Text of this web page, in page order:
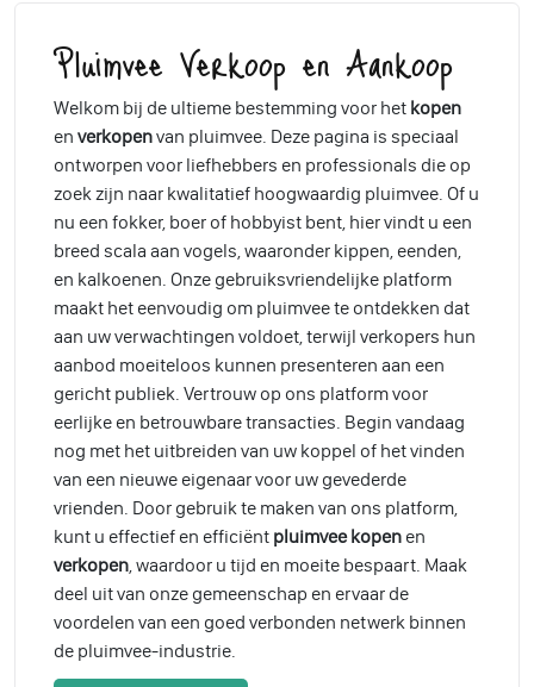
Pluimvee Verkoop en Aankoop
Welkom bij de ultieme bestemming voor het kopen
en verkopenvan pluimvee. Deze pagina is speciaal
ontworpen voor liefhebbers en professionals die op
zoek zijn naar kwalitatief hoogwaardig pluimvee. Of u
nu een fokker, boer of hobbyist bent, hier vindt u een
breed scala aan vogels, waaronder kippen, eenden,
en kalkoenen. Onze gebruiksvriendelijke platform
maakt het eenvoudig om pluimvee te ontdekken dat
aan uw verwachtingen voldoet, terwijl verkopers hun
aanbod moeiteloos kunnen presenteren aan een
gericht publiek. Vertrouw op ons platform voor
eerlijke en betrouwbare transacties. Begin vandaag
nog met het uitbreiden van uw koppel of het vinden
van een nieuwe eigenaar voor uw gevederde
vrienden. Door gebruik te maken van ons platform,
kunt u effectief en efficiënt pluimvee kopen en
verkopen, waardoor u tijd en moeite bespaart. Maak
deel uit van onze gemeenschap en ervaar de
voordelen van een goed verbonden netwerk binnen
de pluimvee-industrie.